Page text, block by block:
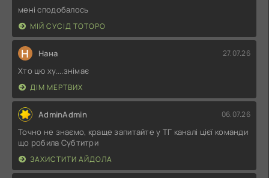
мені сподобалось
МІЙ СУСІД ТОТОРО
Н Нана 27.07.26
Хто цю ху....знімає
ДІМ МЕРТВИХ
AdminAdmin 06.07.26
Точно не знаємо, краще запитайте у ТГ каналі цієї команди
що робила Субтитри
ЗАХИСТИТИ АЙДОЛА